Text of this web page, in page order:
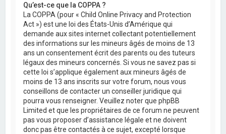
Qu’est-ce que la COPPA ?
La COPPA (pour « Child Online Privacy and Protection
Act ») est une loi des États-Unis d’Amérique qui
demande aux sites internet collectant potentiellement
des informations sur les mineurs âgés de moins de 13
ans un consentement écrit des parents ou des tuteurs
légaux des mineurs concernés. Si vous ne savez pas si
cette loi s’applique également aux mineurs âgés de
moins de 13 ans inscrits sur votre forum, nous vous
conseillons de contacter un conseiller juridique qui
pourra vous renseigner. Veuillez noter que phpBB
Limited et que les propriétaires de ce forum ne peuvent
pas vous proposer d’assistance légale et ne doivent
donc pas être contactés à ce sujet, excepté lorsque